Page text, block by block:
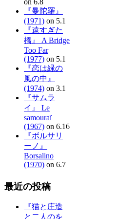
on 6.8
『曼陀羅』
(1971)on 5.1
『遠すぎた
橋』 A Bridge
Too Far
(1977)on 5.1
『恋は緑の
風の中』
(1974)on 3.1
『サムラ
イ』 Le
samouraï
(1967)on 6.16
『ボルサリ
ーノ』
Borsalino
(1970)on 6.7
最近の投稿
『猫と庄造
と二人のを